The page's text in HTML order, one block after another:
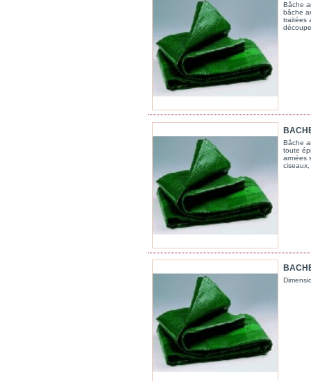
Bâche
bâche
traitées
Bâche
toute
armées